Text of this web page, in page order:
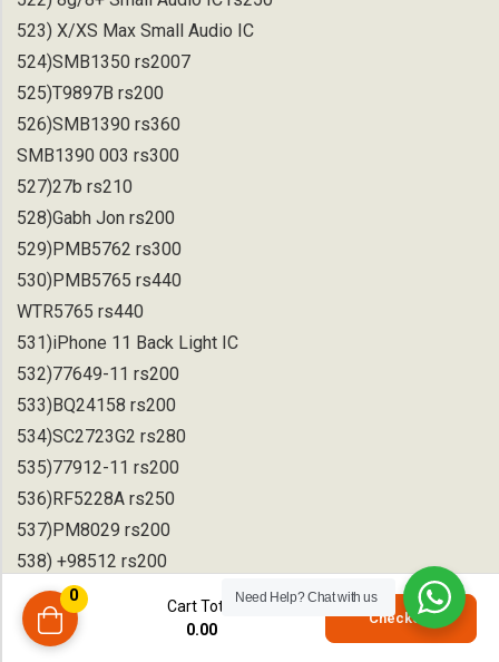
0
Cart Total
0.00
Checkout
compare
0
523) X/XS Max Small Audio IC
524)SMB1350 rs2007
525)T9897B rs200
526)SMB1390 rs360
SMB1390 003 rs300
527)27b rs210
528)Gabh Jon rs200
529)PMB5762 rs300
530)PMB5765 rs440
WTR5765 rs440
531)iPhone 11 Back Light IC
532)77649-11 rs200
533)BQ24158 rs200
534)SC2723G2 rs280
535)77912-11 rs200
536)RF5228A rs250
537)PM8029 rs200
538) +98512 rs200
98512B EWX rs200
539)U5600 3372 A2 X Touch IC ORG rs200
540) SC2723E rs180
Need Help?Chat with us